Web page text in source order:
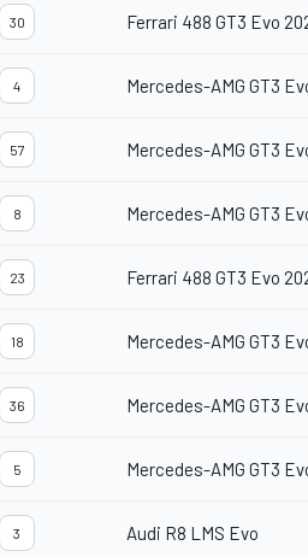
30 Ferrari 488 GT3 Evo
4 Mercedes-AMG GT3
57 Mercedes-AMG GT3
8 Mercedes-AMG GT3
23 Ferrari 488 GT3 Evo
18 Mercedes-AMG GT3
36 Mercedes-AMG GT3
5 Mercedes-AMG GT3
3 Audi R8 LMS Evo